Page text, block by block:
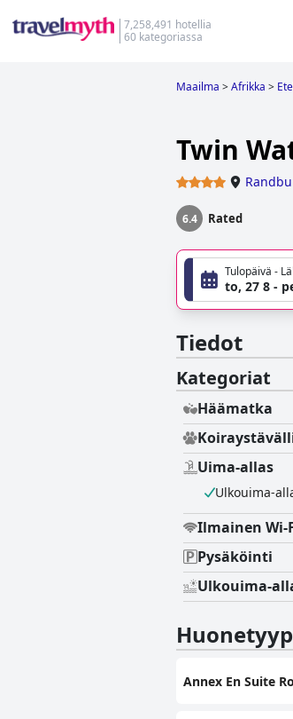
7,258,491 hotellia
60 kategoriassa
Maailma >Afrikka >
Twin
6.4 Rated
Tulopäivä -
to, 27 8 -
Tiedot
Kategoriat
Häämatka
Uima-allas
Ulkouima-
Ilmainen Wi-
Pysäköinti
Ulkouima-
Annex En Suite